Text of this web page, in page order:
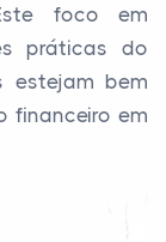
foco em
práticas do
estejam bem
financeiro em